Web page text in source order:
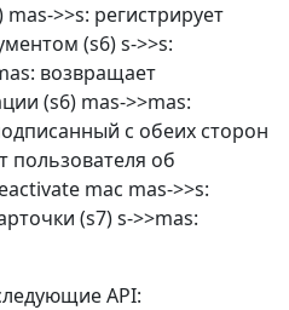
>>s: регистрирует
(s6) s->>s:
возвращает
(s6) mas->>mas:
с обеих сторон
пользователя об
mac mas->>s:
(s7) s->>mas:
API: